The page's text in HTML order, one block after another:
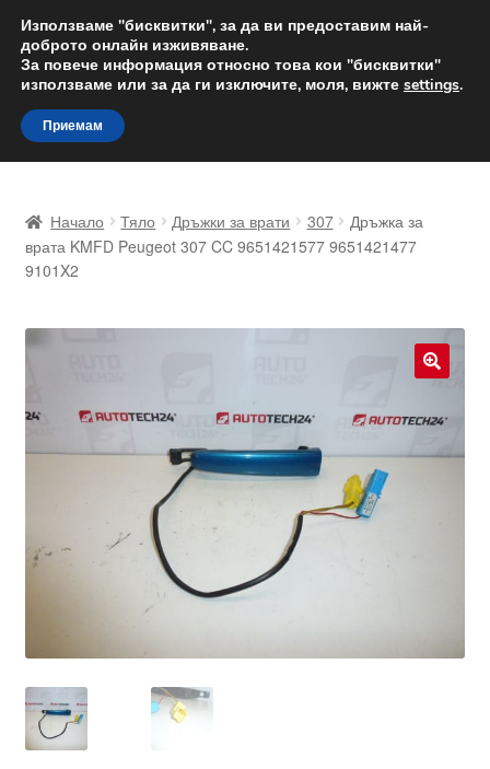
ДОСТАВКА от 12 лв.
Доставка по целия свят
Skip
to
navigation
Skip
to
content
Доставка по целия свят
Количка
Моята сметка
Правила и условия
Начало Тяло Дръжки за врати 307
Дръжка за
врата KMFD Peugeot 307 CC 9651421577 9651421477
9101X2
Използваме "бисквитки", за да ви предоставим най-
доброто онлайн изживяване.
За повече информация относно това кои "бисквитки"
използваме или за да ги изключите, моля, вижте settings.
Приемам